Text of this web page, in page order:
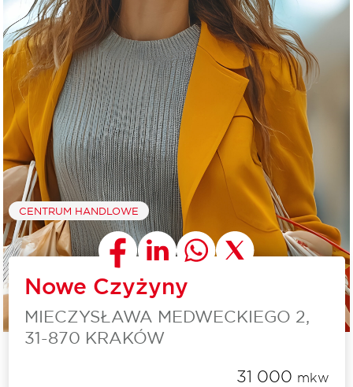
CENTRUM HANDLOWE
Nowe Czyżyny
MIECZYSŁAWA MEDWECKIEGO 2,
31-870 KRAKÓW
31 000 mkw